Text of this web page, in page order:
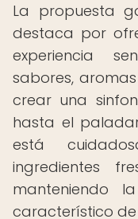
La propuesta
destaca por
experiencia
sabores,
crear una
hasta el
está
ingredientes
manteniendo
característico